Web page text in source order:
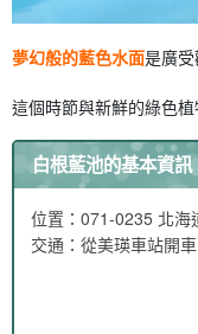
夢幻般的藍色水面是廣受
這個時節與新鮮的綠色
白根藍池的基本資訊
位置：071-0235 北海
交通：從美瑛車站開